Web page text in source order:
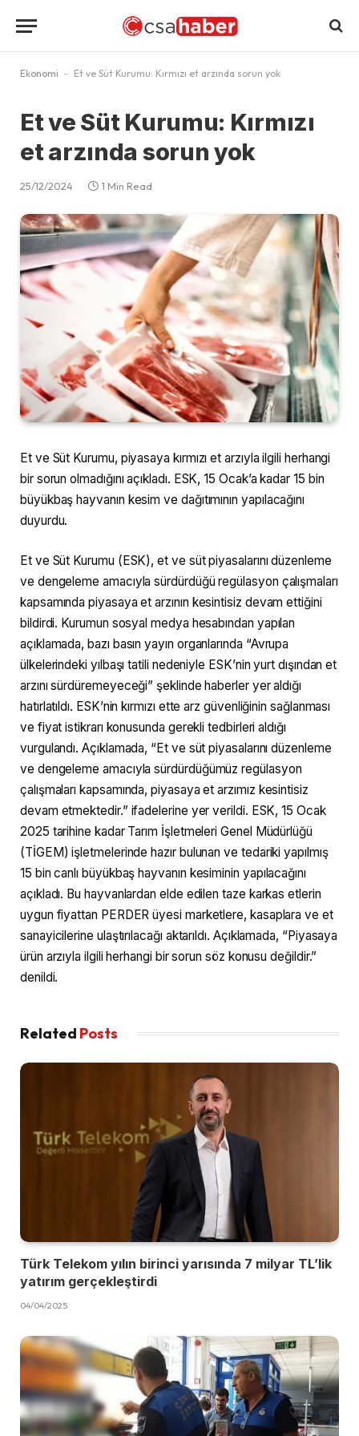
Ekonomi - Et ve Süt Kurumu: Kırmızı et arzında sorun yok
Et ve Süt Kurumu: Kırmızı
et arzında sorun yok
25/12/2024 1 Min Read
Et ve Süt Kurumu, piyasaya kırmızı et arzıyla ilgili herhangi
bir sorun olmadığını açıkladı. ESK, 15 Ocak’a kadar 15 bin
büyükbaş hayvanın kesim ve dağıtımının yapılacağını
duyurdu.
Et ve Süt Kurumu (ESK), et ve süt piyasalarını düzenleme
ve dengeleme amacıyla sürdürdüğü regülasyon çalışmaları
kapsamında piyasaya et arzının kesintisiz devam ettiğini
bildirdi. Kurumun sosyal medya hesabından yapılan
açıklamada, bazı basın yayın organlarında “Avrupa
ülkelerindeki yılbaşı tatili nedeniyle ESK’nin yurt dışından et
arzını sürdüremeyeceği” şeklinde haberler yer aldığı
hatırlatıldı. ESK’nin kırmızı ette arz güvenliğinin sağlanması
ve fiyat istikrarı konusunda gerekli tedbirleri aldığı
vurgulandı. Açıklamada, “Et ve süt piyasalarını düzenleme
ve dengeleme amacıyla sürdürdüğümüz regülasyon
çalışmaları kapsamında, piyasaya et arzımız kesintisiz
devam etmektedir.” ifadelerine yer verildi. ESK, 15 Ocak
2025 tarihine kadar Tarım İşletmeleri Genel Müdürlüğü
(TİGEM) işletmelerinde hazır bulunan ve tedariki yapılmış
15 bin canlı büyükbaş hayvanın kesiminin yapılacağını
açıkladı. Bu hayvanlardan elde edilen taze karkas etlerin
uygun fiyattan PERDER üyesi marketlere, kasaplara ve et
sanayicilerine ulaştırılacağı aktarıldı. Açıklamada, “Piyasaya
ürün arzıyla ilgili herhangi bir sorun söz konusu değildir.”
denildi.
Related Posts
Türk Telekom yılın birinci yarısında 7 milyar TL’lik
yatırım gerçekleştirdi
04/04/2025